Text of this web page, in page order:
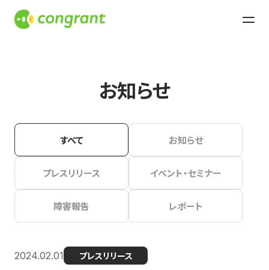
お知らせ
すべて お知らせ
プレスリリース イベント・セミナー
障害報告 レポート
2024.02.01 プレスリリース